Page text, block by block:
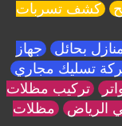
كشف تسربات
بحائل جهاز
تسليك مجاري
تركيب مظلات
الرياض مظلات